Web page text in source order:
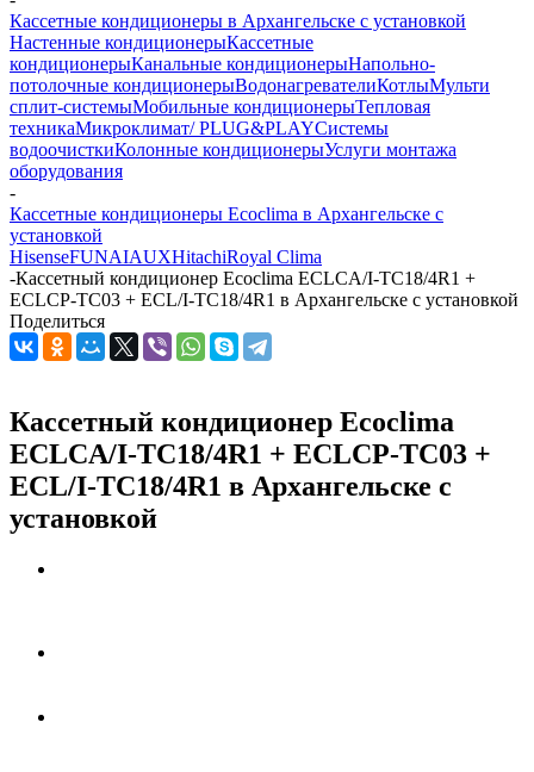
Кассетные кондиционеры в Архангельске с установкой
Настенные кондиционерыКассетные
кондиционерыКанальные кондиционерыНапольно-
потолочные кондиционерыВодонагревателиКотлыМульти
сплит-системыМобильные кондиционерыТепловая
техникаМикроклимат/ PLUG&PLAYСистемы
водоочисткиКолонные кондиционерыУслуги монтажа
оборудования
-
Кассетные кондиционеры Ecoclima в Архангельске с
установкой
HisenseFUNAIAUXHitachiRoyal Clima
-Кассетный кондиционер Ecoclima ECLCA/I-TC18/4R1 +
ECLCP-TC03 + ECL/I-TC18/4R1 в Архангельске с установкой
Поделиться
Кассетный кондиционер Ecoclima
ECLCA/I-TC18/4R1 + ECLCP-TC03 +
ECL/I-TC18/4R1 в Архангельске с
установкой